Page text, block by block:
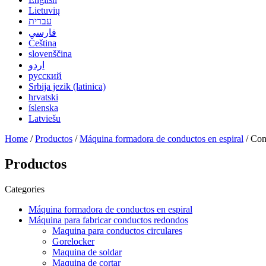
Lietuvių
עברית
فارسی
Čeština
slovenščina
اردو
русский
Srbija jezik (latinica)
hrvatski
íslenska
Latviešu
Home /Productos /Máquina formadora de conductos en espiral /
Productos
Categories
Máquina formadora de conductos en espiral
Máquina para fabricar conductos redondos
Maquina para conductos circulares
Gorelocker
Maquina de soldar
Maquina de cortar